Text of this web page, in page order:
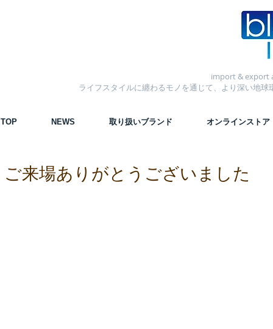
import & export
ライフスタイルに纏わるモノを通じて、より深い地
TOP NEWS 取り扱いブランド オンラインストア
ご来場ありがとうございました